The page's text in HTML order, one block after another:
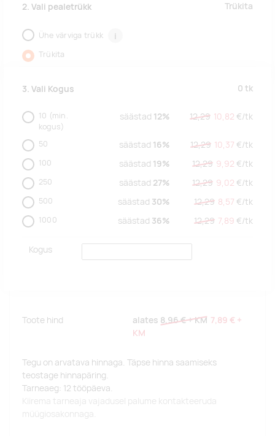
2. Vali pealetrükk Trükita
Ühe värviga trükk i
Trükita
3. Vali Kogus 0 tk
10 (min.
kogus)
säästad 12% 12,29 10,82 €/tk
50 säästad 16% 12,29 10,37 €/tk
100 säästad 19% 12,29 9,92 €/tk
250 säästad 27% 12,29 9,02 €/tk
500 säästad 30% 12,29 8,57 €/tk
1000 säästad 36% 12,29 7,89 €/tk
Kogus
Toote hind alates 8,96 €+ KM 7,89 € +
KM
Tegu on arvatava hinnaga. Täpse hinna saamiseks
teostage hinnapäring.
Tarneaeg: 12 tööpäeva.
Kiirema tarneaja vajadusel palume kontakteeruda
müügiosakonnaga.